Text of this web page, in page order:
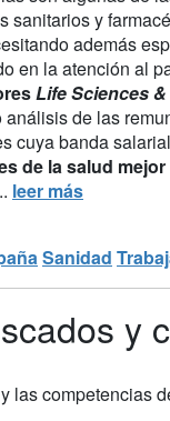
sanitarios y
además
en la atención al
Life Sciences
análisis de las
cuya banda
de la salud
leer más
Sanidad
y
competencias